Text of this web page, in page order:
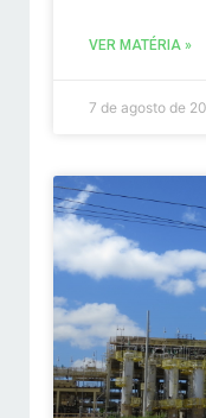
VER MATÉRIA »
7 de agosto de